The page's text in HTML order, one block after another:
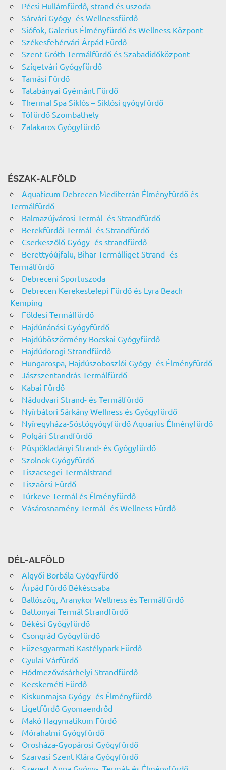
Pécsi Hullámfürdő, strand és uszoda
Sárvári Gyógy- és Wellnessfürdő
Siófok, Galerius Élményfürdő és Wellness Központ
Székesfehérvári Árpád Fürdő
Szent Gróth Termálfürdő és Szabadidőközpont
Szigetvári Gyógyfürdő
Tamási Fürdő
Tatabányai Gyémánt Fürdő
Thermal Spa Siklós – Siklósi gyógyfürdő
Tófürdő Szombathely
Zalakaros Gyógyfürdő
ÉSZAK-ALFÖLD
Aquaticum Debrecen Mediterrán Élményfürdő és
Termálfürdő
Balmazújvárosi Termál- és Strandfürdő
Berekfürdői Termál- és Strandfürdő
Cserkeszőlő Gyógy- és strandfürdő
Berettyóújfalu, Bihar Termálliget Strand- és
Termálfürdő
Debreceni Sportuszoda
Debrecen Kerekestelepi Fürdő és Lyra Beach
Kemping
Földesi Termálfürdő
Hajdúnánási Gyógyfürdő
Hajdúböszörmény Bocskai Gyógyfürdő
Hajdúdorogi Strandfürdő
Hungarospa, Hajdúszoboszlói Gyógy- és Élményfürdő
Jászszentandrás Termálfürdő
Kabai Fürdő
Nádudvari Strand- és Termálfürdő
Nyírbátori Sárkány Wellness és Gyógyfürdő
Nyíregyháza-Sóstógyógyfürdő Aquarius Élményfürdő
Polgári Strandfürdő
Püspökladányi Strand- és Gyógyfürdő
Szolnok Gyógyfürdő
Tiszacsegei Termálstrand
Tiszaörsi Fürdő
Túrkeve Termál és Élményfürdő
Vásárosnamény Termál- és Wellness Fürdő
DÉL-ALFÖLD
Algyői Borbála Gyógyfürdő
Árpád Fürdő Békéscsaba
Ballószög, Aranykor Wellness és Termálfürdő
Battonyai Termál Strandfürdő
Békési Gyógyfürdő
Csongrád Gyógyfürdő
Füzesgyarmati Kastélypark Fürdő
Gyulai Várfürdő
Hódmezővásárhelyi Strandfürdő
Kecskeméti Fürdő
Kiskunmajsa Gyógy- és Élményfürdő
Ligetfürdő Gyomaendrőd
Makó Hagymatikum Fürdő
Mórahalmi Gyógyfürdő
Orosháza-Gyopárosi Gyógyfürdő
Szarvasi Szent Klára Gyógyfürdő